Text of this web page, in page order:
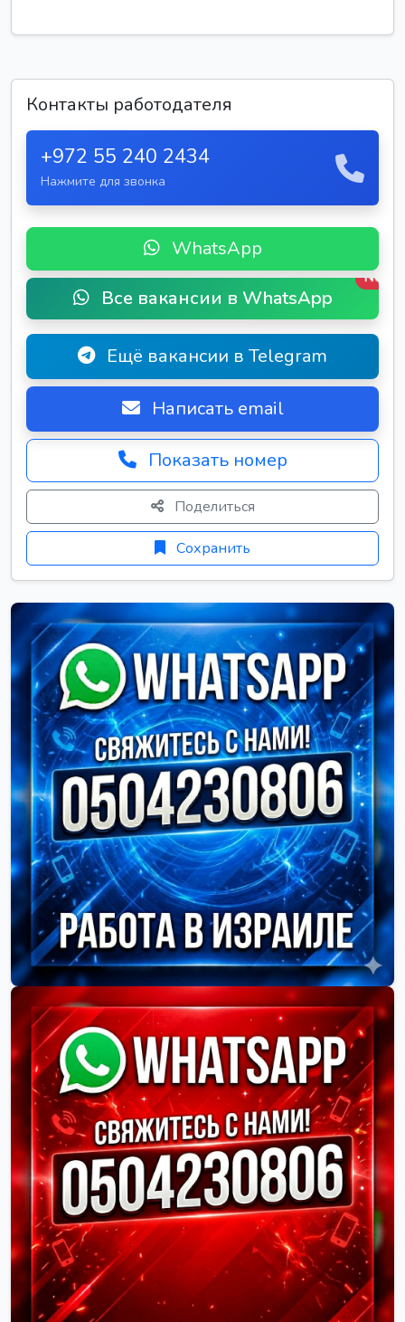
Контакты работодателя
+972 55 240 2434
Нажмите для звонка
WhatsApp
Все вакансии в WhatsApp
New
Ещё вакансии в Telegram
Написать email
Показать номер
Поделиться
Сохранить